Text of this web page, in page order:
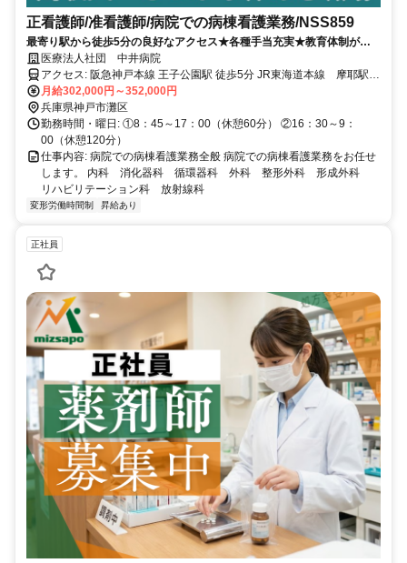
正看護師/准看護師/病院での病棟看護業務/NSS859
最寄り駅から徒歩5分の良好なアクセス★各種手当充実★教育体制がし
っかりしているのでブランクあるかでも可能です★
医療法人社団 中井病院
アクセス: 阪急神戸本線 王子公園駅 徒歩5分 JR東海道本線 摩耶駅
徒歩5分
月給302,000円～352,000円
兵庫県神戸市灘区
勤務時間・曜日: ①8：45～17：00（休憩60分） ②16：30～9：
00（休憩120分）
仕事内容: 病院での病棟看護業務全般 病院での病棟看護業務をお任せ
します。 内科 消化器科 循環器科 外科 整形外科 形成外科
リハビリテーション科 放射線科
変形労働時間制 昇給あり
正社員